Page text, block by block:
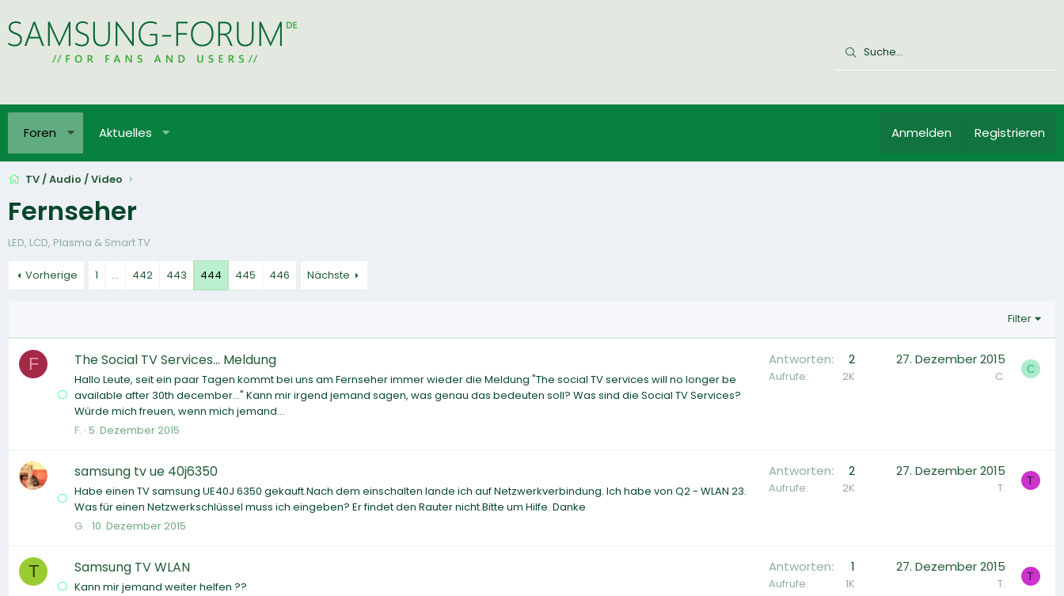
Foren Aktuelles Anmelden Registrieren
TV / Audio / Video
Fernseher
LED, LCD, Plasma & Smart TV
Vorherige 1 … 442 443 444 445 446 Nächste
Filter
F The Social TV Services... Meldung
Hallo Leute, seit ein paar Tagen kommt bei uns am Fernseher immer wieder die Meldung "The social TV services will no longer be
available after 30th december..." Kann mir irgend jemand sagen, was genau das bedeuten soll? Was sind die Social TV Services?
Würde mich freuen, wenn mich jemand...
F. 5. Dezember 2015
Antworten 2
Aufrufe 2K
27. Dezember 2015
C. C
samsung tv ue 40j6350
Habe einen TV samsung UE40J 6350 gekauft.Nach dem einschalten lande ich auf Netzwerkverbindung. Ich habe von Q2 - WLAN 23.
Was für einen Netzwerkschlüssel muss ich eingeben? Er findet den Rauter nicht.Bitte um Hilfe. Danke
G. 10. Dezember 2015
Antworten 2
Aufrufe 2K
27. Dezember 2015
T. T
T Samsung TV WLAN
Kann mir jemand weiter helfen ??
Antworten 1
Aufrufe 1K
27. Dezember 2015
T. T